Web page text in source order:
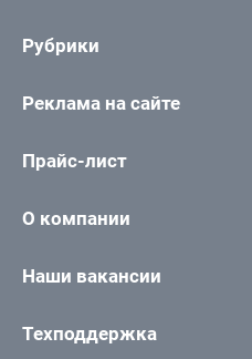
Рубрики
Реклама на сайте
Прайс-лист
О компании
Наши вакансии
Техподдержка